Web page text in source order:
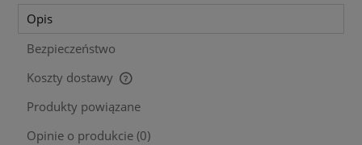
Opis
Bezpieczeństwo
Koszty dostawy
Cena nie zawiera ewentualnych kosztów płatności
Produkty powiązane
Opinie o produkcie (0)